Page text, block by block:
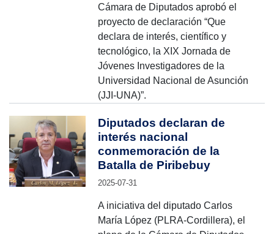
Cámara de Diputados aprobó el
proyecto de declaración “Que
declara de interés, científico y
tecnológico, la XIX Jornada de
Jóvenes Investigadores de la
Universidad Nacional de Asunción
(JJI-UNA)”.
Diputados declaran de
interés nacional
conmemoración de la
Batalla de Piribebuy
2025-07-31
A iniciativa del diputado Carlos
María López (PLRA-Cordillera), el